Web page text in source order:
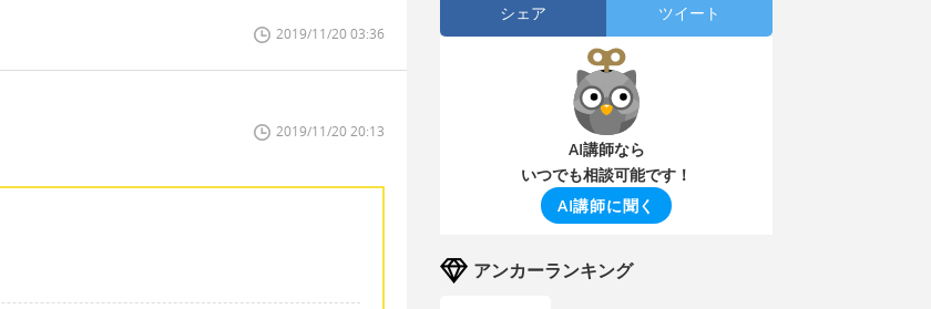
2019/11/20 03:36
2019/11/20 20:13
シェア ツイート
AI講師なら
いつでも相談可能です！
AI講師に聞く
アンカーランキング